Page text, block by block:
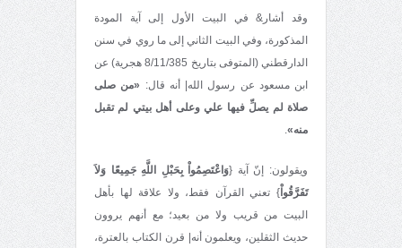
وقد أشار& في البيت الأول إلی آية المودة
المذکورة، وفي البيت الثاني إلی ما روي في سنن
الدارقطني (المتوفى بتاريخ 8/11/385 هجرية) عن
ابن مسعود عن رسول الله| أنه قال: «من صلی
صلاة لم يصلِّ فيها علي وعلی أهل بيتي لم تقبل
منه».
ويقولون: إنّ آية {وَاعْتَصِمُواْ بِحَبْلِ اللَّهِ جَمِيعًا وَلاَ
تَفَرَّقُواْ} تعني القرآن فقط، ولا علاقة لها بأهل
البيت من قريب ولا من بعيد؛ مع أنهم يروون
حديث الثقلين، ويعلمون أنه| قرن الکتاب بالعترة،